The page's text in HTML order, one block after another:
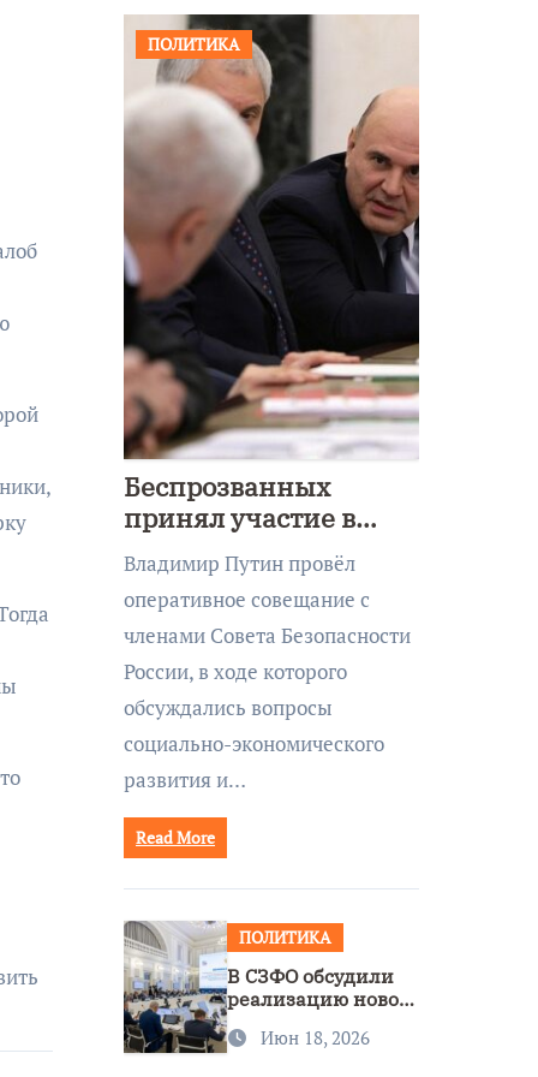
ПОЛИТИКА
Беспрозванных
принял участие в
совещании Совбеза
под руководством
Путина
Владимир Путин провёл
оперативное совещание с
членами Совета Безопасности
России, в ходе которого
обсуждались вопросы
социально-экономического
развития и…
Read More
ПОЛИТИКА
В СЗФО обсудили
реализацию новой
нацполитики
Июн 18, 2026